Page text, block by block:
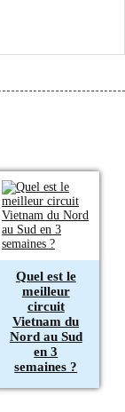
Quel est le
meilleur
circuit
Vietnam du
Nord au Sud
en 3
semaines ?